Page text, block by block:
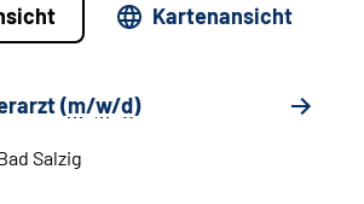
Kartenansicht
(m/w/d)
Salzig